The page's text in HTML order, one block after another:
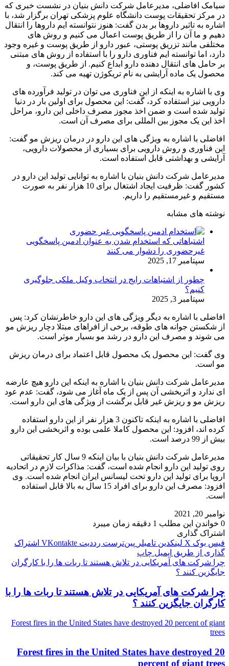
سیامک افاضلی، مدیرعامل شرکت دانش بنیان در نشست خبری که
در مرکز تحقیقات پوست دانشگاه علوم پزشکی تهران برگزار شد، با
اشاره به تاثیر داروها بر بدن گفت: هنوز نتوانسته ایم داروها را انتقال
دهیم و ما آن را از طریق پوست اعمال می کنیم و روش های
مختلفی مانند تزریق پوستی، عبور دارو از طریق پوست و غیره وجود
دارد، اما توانسته ایم فناوری دارو را با استفاده از روش های مبتنی
بر حامل های انتقال دهنده دارو ابداع کنیم. از طریق پوست، و
محصول یک ماده آرایشی به نام تریکوژن تهیه می کند.
وی با اشاره به اینکه از این فناوری می توان در تولید فرآورده های
دارویی نیز استفاده کرد، گفت: این محصول برای اولین بار در دنیا
تولید شده است و ضمن اخذ مجوز مصرف داخلی این دارو، مراحل
اخذ این یک مجوز بین المللی برای مصرف آن است.
افاضلی با اشاره به ویژگی های این دارو در درمان ریزش مو گفت:
این فناوری و روش دارویی برای بسیاری از محصولات دارویی،
آرایشی و بهداشتی قابل استفاده است.
مدیرعامل شرکت دانش بنیان با اشاره به توانایی تولید این دارو در
کشور گفت: ظرفیت ایجاد اشتغال برای 10 هزار نفر به صورت
مستقیم و غیرمستقیم را داریم.
نوشته های مشابه
اشتباهاتی که استخدام شدن به عنوان ادمین پاسخگویی
غیرحضوری را دشوار می کنند
سپتامبر 17, 2025
چطور از اشتباهات رایج در انتخاب وکیل ملکی جلوگیری
کنیم؟
سپتامبر 3, 2025
افاضلی با اشاره به دیگر ویژگی های این دارو خاطرنشان کرد: پس
از شکستن جوانه های طوقه، برخی از افراهای مبتلا دچار ریزش مو
می شوند و مصرف این دارو در رشد مو بسیار موثر است.
وی گفت: این محصول یک محصول قابل اعتماد برای درمان ریزش
مو است.
مدیرعامل شرکت دانش بنیان با اشاره به اینکه این دارو هیچ عارضه
ای ندارد و اثربخشی آن پس از یک ماه آغاز می شود، گفت: عدم عود
ریزش مو و ریزش غیر قابل برگشت از ویژگی های این دارو است.
افاضلی با اشاره به اینکه تاکنون 3 هزار نفر از این دارو استفاده
کرده اند، افزود: این محصول کاملا علمی بوده و اثربخشی این دارو
بیش از 99 درصد است.
مدیرعامل شرکت دانش بنیان با بیان اینکه 9 سال کار تحقیقاتی
روی تولید این دارو انجام شده است، گفت: مذاکرات لازم در اتحادیه
اروپا برای تولید این دارو تحت لیسانس ایران انجام شده است. وی
افزود: مصرف این دارو برای افراد 15 سال به بالا قابل استفاده
است.
نوامبر 20, 2021
0 خواندن این مطلب 1 دقیقه زمان میبرد
اشتراک گذاری
فیس بوک X لینکدین ‫تامبلر ‫پین‌ترست ‫رددیت ‫VKontakte اشتراک
گذاری از طریق ایمیل چاپ
چرا شرکت های آمریکایی در تلاش هستند تا ربات ها را با کارگران
جایگزین کنند ؟
چرا شرکت های آمریکایی در تلاش هستند تا ربات ها را با
کارگران جایگزین کنند ؟
Forest fires in the United States have destroyed 20 percent of giant
trees
Forest fires in the United States have destroyed 20
percent of giant trees